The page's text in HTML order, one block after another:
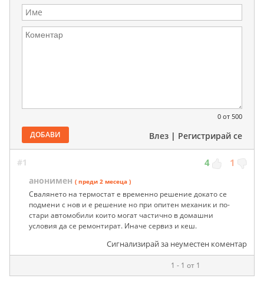
0 от 500
ДОБАВИ Влез | Регистрирай се
#1 4 1
анонимен ( преди 2 месеца )
Свалянето на термостат е временно решение докато се
подмени с нов и е решение но при опитен механик и по-
стари автомобили които могат частично в домашни
условия да се ремонтират. Иначе сервиз и кеш.
Сигнализирай за неуместен коментар
1 - 1 от 1